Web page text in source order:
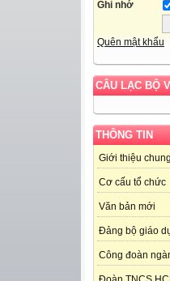
Ghi nhớ
Quên mật khẩu
CÂU LẠC BỘ
THÔNG TIN
Giới thiệu chung
Cơ cấu tổ chức
Văn bản mới
Đảng bộ giáo
Công đoàn